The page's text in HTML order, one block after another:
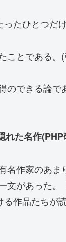
ったひとつだ
ことである。(
のできる論
れた名作
名作家のあ
文があった。
作品たちが